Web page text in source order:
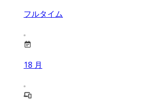
フルタイム
18 月